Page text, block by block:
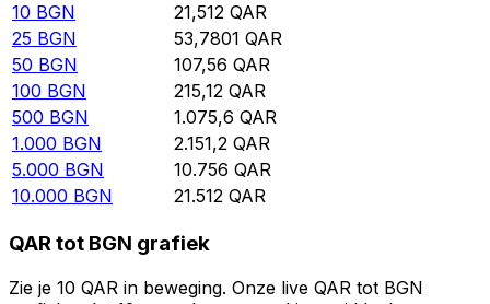
10 BGN 21,512 QAR
25 BGN 53,7801 QAR
50 BGN 107,56 QAR
100 BGN 215,12 QAR
500 BGN 1.075,6 QAR
1.000 BGN 2.151,2 QAR
5.000 BGN 10.756 QAR
10.000 BGN 21.512 QAR
QAR tot BGN grafiek
Zie je 10 QAR in beweging. Onze live QAR tot BGN